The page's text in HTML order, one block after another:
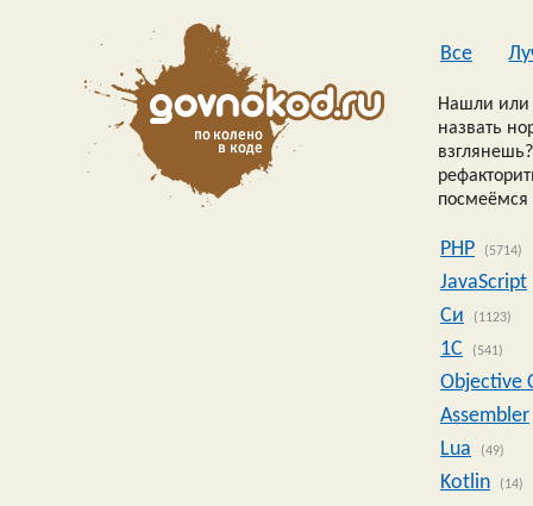
Все
Нашли или
назвать
посмеёмся
PHP (5714)
JavaScript
Си
(1123)
1C (541)
Objective
Assembler
Lua
(49)
Kotlin (14)